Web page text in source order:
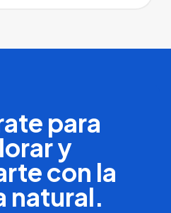
para
y
con la
natural.